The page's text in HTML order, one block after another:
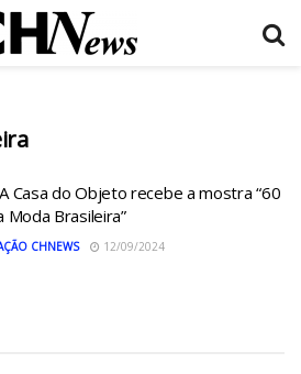
Casa do Objeto recebe a mostra “60
Moda Brasileira”
CHNEWS 12/09/2024